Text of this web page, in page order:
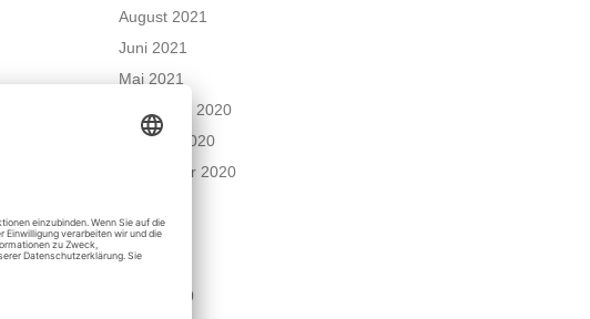
August 2021
Juni 2021
Mai 2021
Dezember 2020
Oktober 2020
September 2020
Mai 2020
April 2020
März 2020